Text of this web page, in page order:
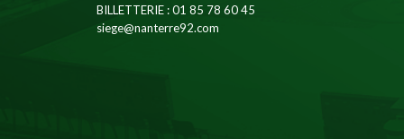
BILLETTERIE: 01 85 78 60 45
siege@nanterre92.com